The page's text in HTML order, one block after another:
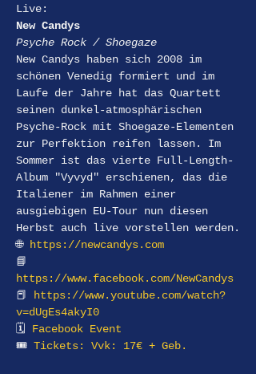
Live:
New Candys
Psyche Rock / Shoegaze
New Candys haben sich 2008 im
schönen Venedig formiert und im
Laufe der Jahre hat das Quartett
seinen dunkel-atmosphärischen
Psyche-Rock mit Shoegaze-Elementen
zur Perfektion reifen lassen. Im
Sommer ist das vierte Full-Length-
Album "Vyvyd" erschienen, das die
Italiener im Rahmen einer
ausgiebigen EU-Tour nun diesen
Herbst auch live vorstellen werden.
🌐 https://newcandys.com
📘
https://www.facebook.com/NewCandys
📕
https://www.youtube.com/watch?
v=dUgEs4akyI0
🗓 Facebook Event
🎟 Tickets: Vvk: 17€ + Geb.